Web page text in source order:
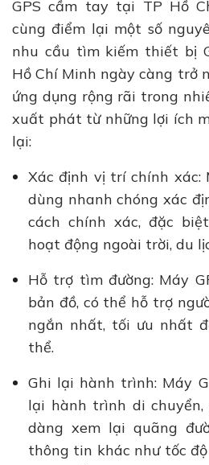
GPS cầm tay tại TP Hồ
cùng điểm lại một số
nhu cầu tìm kiếm thiết bị
Hồ Chí Minh ngày càng trở
ứng dụng rộng rãi trong
xuất phát từ những lợi ích
lại:
Xác định vị trí chính xác:
dùng nhanh chóng xác
cách chính xác, đặc
hoạt động ngoài trời, du
Hỗ trợ tìm đường: Máy
bản đồ, có thể hỗ trợ
ngắn nhất, tối ưu nhất
thể.
Ghi lại hành trình: Máy
lại hành trình di
dàng xem lại quãng
thông tin khác như tốc